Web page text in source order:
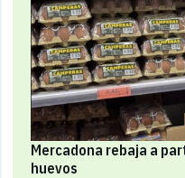
Mercadona rebaja a
huevos